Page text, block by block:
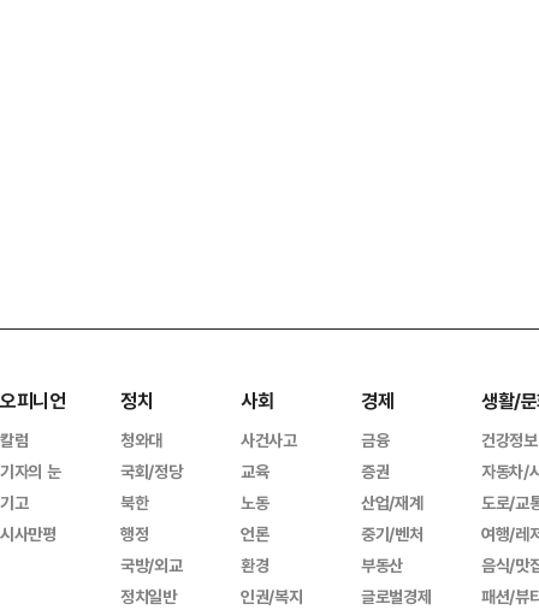
오피니언
칼럼
기자의 눈
기고
시사만평
정치
청와대
국회/정당
북한
행정
국방/외교
정치일반
사회
사건사고
교육
노동
언론
환경
인권/복지
경제
금융
증권
산업/재계
중기/벤처
부동산
글로벌경제
생활/
건강정보
자동차/
도로/교
여행/레
음식/맛
패션/뷰